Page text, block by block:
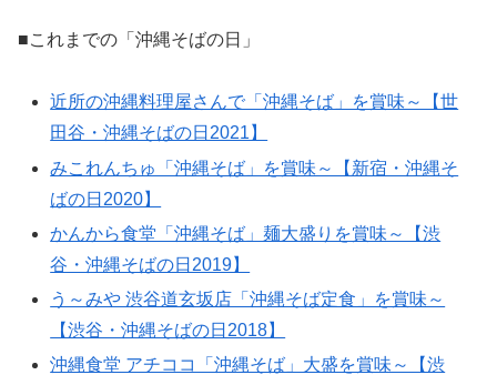
■これまでの「沖縄そばの日」
近所の沖縄料理屋さんで「沖縄そば」を賞味～【世
田谷・沖縄そばの日2021】
みこれんちゅ「沖縄そば」を賞味～【新宿・沖縄そ
ばの日2020】
かんから食堂「沖縄そば」麺大盛りを賞味～【渋
谷・沖縄そばの日2019】
う～みや 渋谷道玄坂店「沖縄そば定食」を賞味～
【渋谷・沖縄そばの日2018】
沖縄食堂 アチココ「沖縄そば」大盛を賞味～【渋